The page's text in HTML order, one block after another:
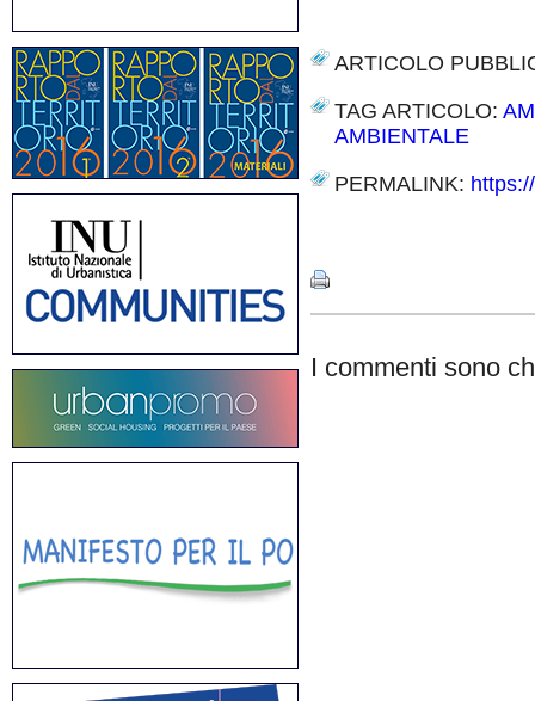
ARTICOLO
TAG ARTICOLO:
AMBIENTALE
PERMALINK:
I commenti sono